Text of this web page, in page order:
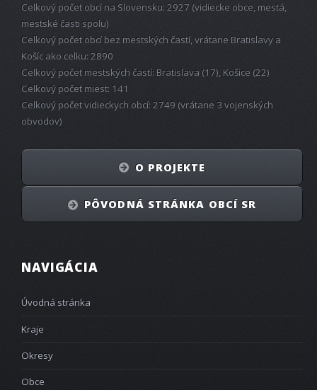
NAVIGÁCIA
Úvodná stránka
Kraje
Okresy
Obce
Celkový počet obcí na Slovensku: 2927 (vidiecke obce, mestá,
mestské časti spolu)
Celkový počet obcí bez mestských častí, vrátane Bratislavy a
Košíc ako celku: 2890
Celkový počet mestských častí: Bratislava (17), Košice (22)
Celkový počet miest: 141
Celkový počet vidieckych obcí: 2749 (vrátane 3 vojenských
obvodov)
O PROJEKTE
PÔVODNÁ STRÁNKA OBCÍ SR